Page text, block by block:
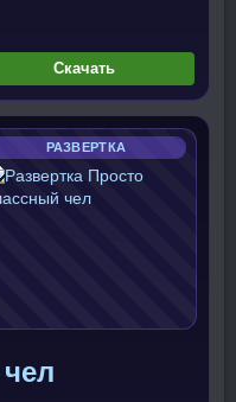
Скачать
РАЗВЕРТКА